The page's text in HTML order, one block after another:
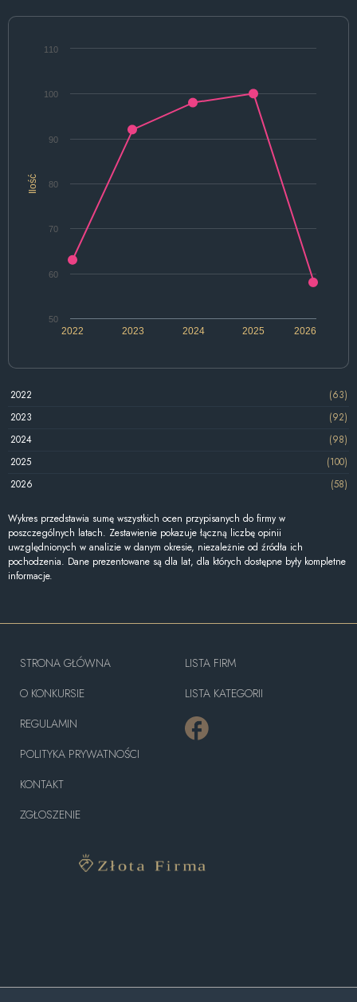
Ilość
2022 2024 2026
2023 2025
50
60
70
80
90
100
110
2022
(63)
2023
(92)
2024
(98)
2025
(100)
2026
(58)
Wykres przedstawia sumę wszystkich ocen przypisanych do firmy w
poszczególnych latach. Zestawienie pokazuje łączną liczbę opinii
uwzględnionych w analizie w danym okresie, niezależnie od źródła ich
pochodzenia. Dane prezentowane są dla lat, dla których dostępne były kompletne
informacje.
STRONA GŁÓWNA
O KONKURSIE
REGULAMIN
POLITYKA PRYWATNOŚCI
KONTAKT
ZGŁOSZENIE
LISTA FIRM
LISTA KATEGORII